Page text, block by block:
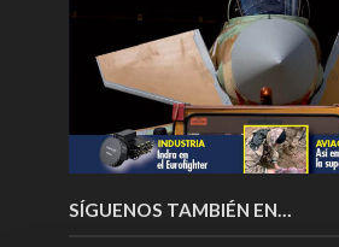
SÍGUENOS TAMBIÉN EN…